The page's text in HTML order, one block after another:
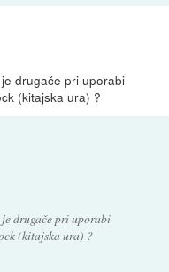
drugače pri uporabi
(kitajska ura) ?
drugače pri uporabi
(kitajska ura) ?